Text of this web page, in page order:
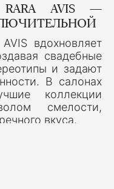
AVIS —
вдохновляет
свадебные
и задают
В салонах
коллекции
смелости,
вкуса.